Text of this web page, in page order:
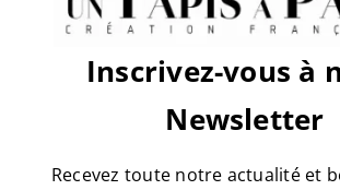
Facebook
X RedditLinkedInWhatsApp
Tumblr
Inscrivez-vous à
Newsletter
Recevez toute notre actualité et